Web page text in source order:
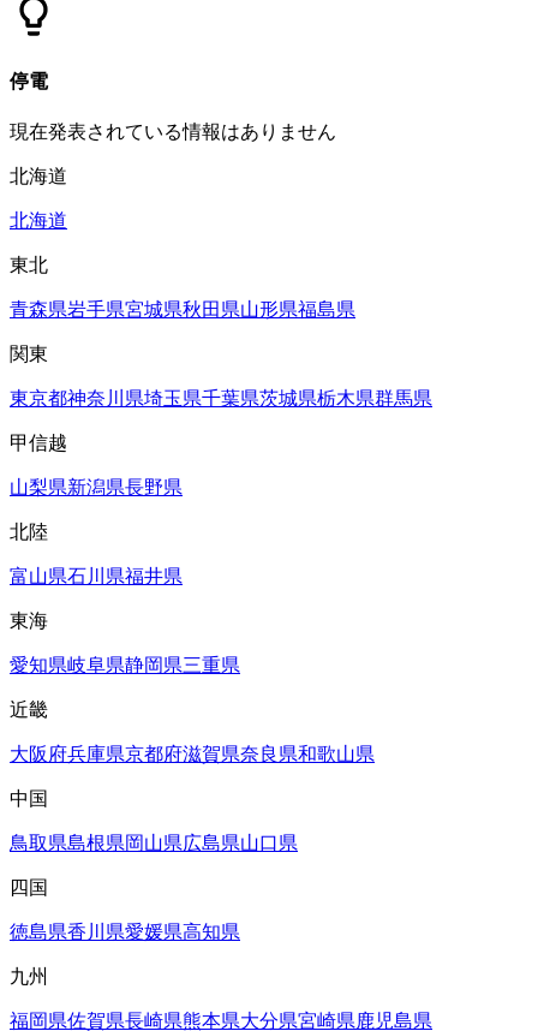
停電
現在発表されている情報はありません
北海道
北海道
東北
青森県岩手県宮城県秋田県山形県福島県
関東
東京都神奈川県埼玉県千葉県茨城県栃木県群馬県
甲信越
山梨県新潟県長野県
北陸
富山県石川県福井県
東海
愛知県岐阜県静岡県三重県
近畿
大阪府兵庫県京都府滋賀県奈良県和歌山県
中国
鳥取県島根県岡山県広島県山口県
四国
徳島県香川県愛媛県高知県
九州
福岡県佐賀県長崎県熊本県大分県宮崎県鹿児島県